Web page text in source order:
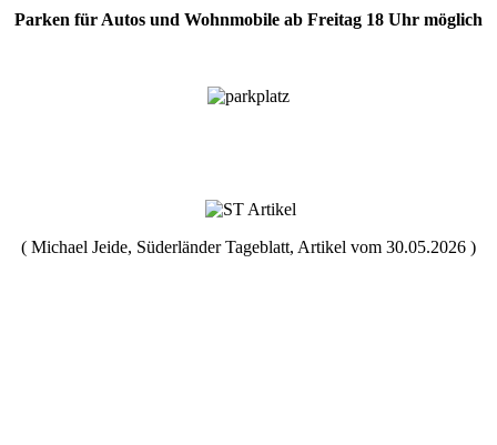
Parken für Autos und Wohnmobile ab Freitag 18 Uhr möglich
( Michael Jeide, Süderländer Tageblatt, Artikel vom 30.05.2026 )